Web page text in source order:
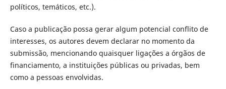
políticos, temáticos, etc.).
Caso a publicação possa gerar algum potencial conflito de
interesses, os autores devem declarar no momento da
submissão, mencionando quaisquer ligações a órgãos de
financiamento, a instituições públicas ou privadas, bem
como a pessoas envolvidas.